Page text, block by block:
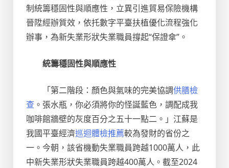
制統籌穩固性與順應性，立異引進貿易保險機構
晉陞經辦質效，依托數字平臺扶植優化流程強化
辦事，為新失業形狀失業職員撐起“保證傘”。
統籌穩固性與順應性
「第二階段：顏色與氣味的完美協調供膳檢
查 。張水瓶，你必須將你的怪誕藍色，調配成我
咖啡館牆壁的灰度百分之五十一點二。」江蘇是
我國平臺經濟巡迴體檢推薦較為發財的省份之
一。今朝，該省機動失業職員跨越1000萬人，此
中新失業形狀失業職員跨越400萬人。截至2024